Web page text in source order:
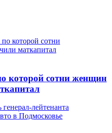
которой сотни женщин